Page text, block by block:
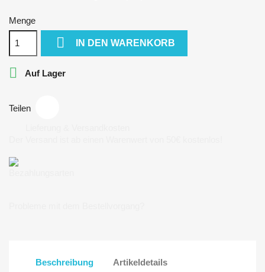
Menge
 IN DEN WARENKORB
 Auf Lager
Teilen
Beschreibung Artikeldetails